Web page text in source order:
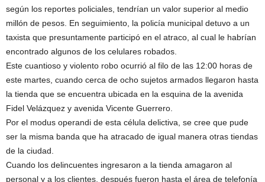
según los reportes policiales, tendrían un valor superior al medio
millón de pesos. En seguimiento, la policía municipal detuvo a un
taxista que presuntamente participó en el atraco, al cual le habrían
encontrado algunos de los celulares robados.
Este cuantioso y violento robo ocurrió al filo de las 12:00 horas de
este martes, cuando cerca de ocho sujetos armados llegaron hasta
la tienda que se encuentra ubicada en la esquina de la avenida
Fidel Velázquez y avenida Vicente Guerrero.
Por el modus operandi de esta célula delictiva, se cree que pude
ser la misma banda que ha atracado de igual manera otras tiendas
de la ciudad.
Cuando los delincuentes ingresaron a la tienda amagaron al
personal y a los clientes, después fueron hasta el área de telefonía